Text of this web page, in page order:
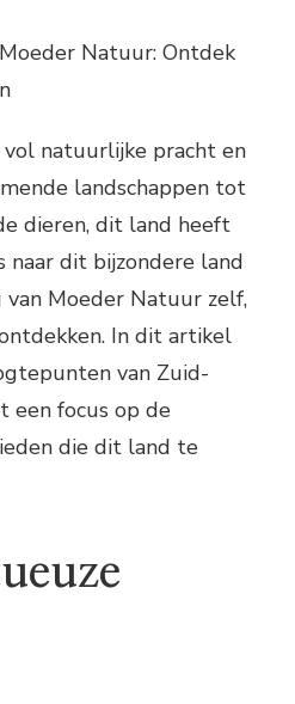
Natuur: Ontdek
natuurlijke pracht en
landschappen tot
dieren, dit land heeft
naar dit bijzondere land
Moeder Natuur zelf,
In dit artikel
van Zuid-
een focus op de
die dit land te